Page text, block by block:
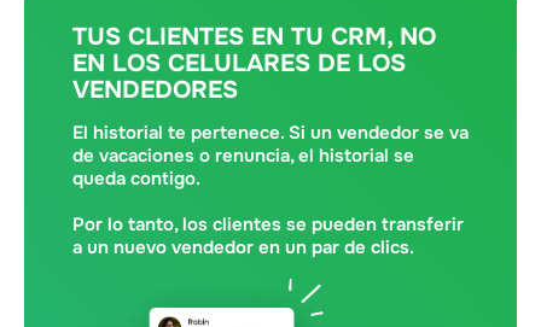
TUS CLIENTES EN TU CRM, NO
EN LOS CELULARES DE LOS
VENDEDORES
El historial te pertenece. Si un vendedor se va
de vacaciones o renuncia, el historial se
queda contigo.
Por lo tanto, los clientes se pueden transferir
a un nuevo vendedor en un par de clics.